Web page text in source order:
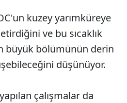
kuzey yarımküreye
ve bu sıcaklık
büyük bölümünün derin
düşünüyor.
çalışmalar da